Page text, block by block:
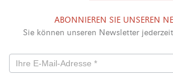
ABONNIEREN SIE UNSEREN
Sie können unseren Newsletter
Newsletterformular